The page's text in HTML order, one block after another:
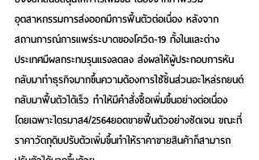
อุตสาหกรรมการส่งออกมีการฟื้นตัวต่อเนื่อง หลังจาก
สถานการณ์การแพร่ระบาดของโควิด-19 ทั้งในและต่าง
ประเทศมีผลกระทบรุนแรงลดลง ส่งผลให้ผู้ประกอบการหัน
กลับมาทำธุรกิจมากขึ้นความต้องการใช้ชิ้นส่วนอะไหล่รถยนต์
กลับมาฟื้นตัวได้เร็ว ทำให้มีคำสั่งซื้อเพิ่มขึ้นอย่างต่อเนื่อง
โดยเฉพาะไตรมาส4/2564ยอดขายฟื้นตัวอย่างชัดเจน ขณะที่
ราคาวัตถุดิบปรับตัวเพิ่มขึ้นทำให้ราคาขายสินค้าก็สามารถ